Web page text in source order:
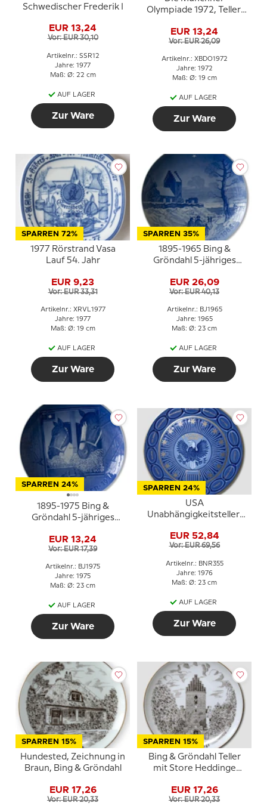
Schwedischer Frederik I
EUR 13,24
Vor: EUR 30,10
Artikelnr.: SSR12
Jahre: 1977
Maß: Ø: 22 cm
AUF LAGER
Zur Ware
Olympiade 1972, Teller,
EUR 13,24
Vor: EUR 26,09
Artikelnr.: XBDO1972
Jahre: 1972
Maß: Ø: 19 cm
AUF LAGER
Zur Ware
SPARREN 72%
1977 Rörstrand Vasa
Lauf 54. Jahr
EUR 9,23
Vor: EUR 33,31
Artikelnr.: XRVL1977
Jahre: 1977
Maß: Ø: 19 cm
AUF LAGER
Zur Ware
SPARREN 35%
1895-1965 Bing &
Gröndahl 5-jähriges
EUR 26,09
Vor: EUR 40,13
Artikelnr.: BJ1965
Jahre: 1965
Maß: Ø: 23 cm
AUF LAGER
Zur Ware
SPARREN 24%
1895-1975 Bing &
Gröndahl 5-jähriges
EUR 13,24
Vor: EUR 17,39
Artikelnr.: BJ1975
Jahre: 1975
Maß: Ø: 23 cm
AUF LAGER
Zur Ware
SPARREN 24%
USA
Unabhängigkeitsteller,
Gröndahl
EUR 52,84
Vor: EUR 69,56
Artikelnr.: BNR355
Jahre: 1976
Maß: Ø: 23 cm
AUF LAGER
Zur Ware
SPARREN 15%
Hundested, Zeichnung in
Braun, Bing & Gröndahl
EUR 17,26
Vor: EUR 20,33
SPARREN 15%
Bing & Gröndahl Teller
mit Store Heddinge
Braun
EUR 17,26
Vor: EUR 20,33